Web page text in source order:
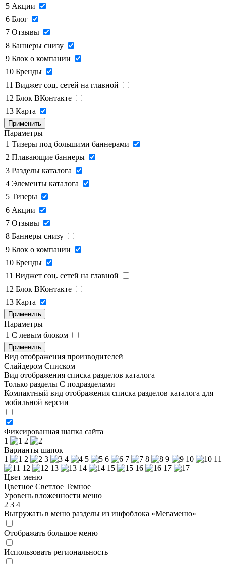
5 Акции
6 Блог
7 Отзывы
8 Баннеры снизу
9 Блок о компании
10 Бренды
11 Виджет соц. сетей на главной
12 Блок ВКонтакте
13 Карта
Применить
Параметры
1 Тизеры под большими баннерами
2 Плавающие баннеры
3 Разделы каталога
4 Элементы каталога
5 Тизеры
6 Акции
7 Отзывы
8 Баннеры снизу
9 Блок о компании
10 Бренды
11 Виджет соц. сетей на главной
12 Блок ВКонтакте
13 Карта
Применить
Параметры
1 C левым блоком
Применить
Вид отображения производителей
Слайдером Списком
Вид отображения списка разделов каталога
Только разделы С подразделами
Компактный вид отображения списка разделов каталога для
мобильной версии
Фиксированная шапка сайта
1
2
Варианты шапок
1
2 3 4 5 6 7 8 9 10
11
12
13 14 15 16
17
Цвет меню
Цветное Светлое Темное
Уровень вложенности меню
2 3 4
Выгружать в меню разделы из инфоблока «Мегаменю»
Отображать большое меню
Использовать региональность